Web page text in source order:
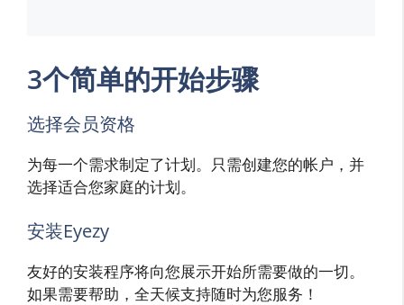
3个简单的开始步骤
选择会员资格
为每一个需求制定了计划。只需创建您的帐户，并
选择适合您家庭的计划。
安装Eyezy
友好的安装程序将向您展示开始所需要做的一切。
如果需要帮助，全天候支持随时为您服务！